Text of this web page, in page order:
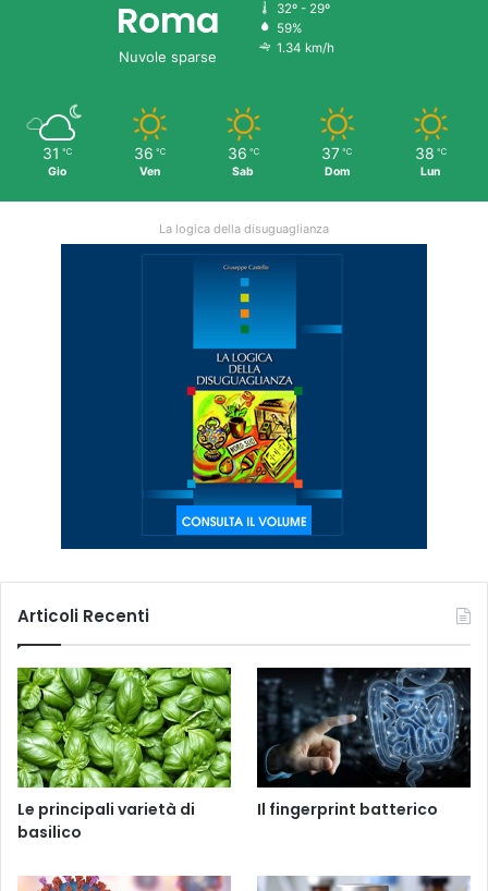
Roma
Nuvole sparse
32º - 29º
59%
1.34 km/h
31 ℃
Gio
36 ℃
Ven
36 ℃
Sab
37 ℃
Dom
38 ℃
Lun
La logica della disuguaglianza
Articoli Recenti
Le principali varietà di
basilico
Il fingerprint batterico